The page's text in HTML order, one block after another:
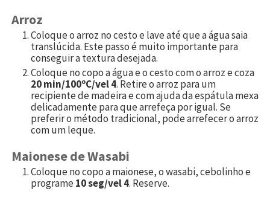
Arroz
Coloque o arroz no cesto e lave até que a água saia
translúcida. Este passo é muito importante para
conseguir a textura desejada.
Coloque no copo a água e o cesto com o arroz e coza
20 min/100ºC/vel 4. Retire o arroz para um
recipiente de madeira e com ajuda da espátula mexa
delicadamente para que arrefeça por igual. Se
preferir o método tradicional, pode arrefecer o arroz
com um leque.
Maionese de Wasabi
Coloque no copo a maionese, o wasabi, cebolinho e
programe10 seg/vel 4. Reserve.